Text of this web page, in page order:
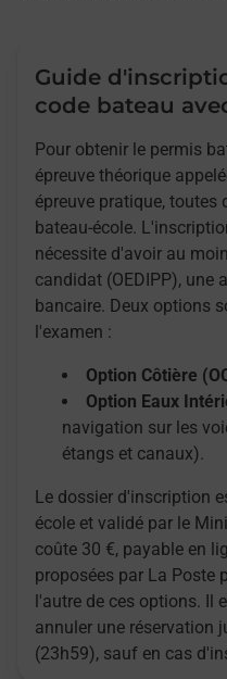
Guide
code bateau
Pour obtenir le permis
épreuve théorique
épreuve pratique, toutes
bateau-école.
nécessite d'avoir au
candidat (OEDIPP), une
bancaire. Deux options
l'examen :
Option Côtière
Option Eaux
navigation sur les
étangs et canaux).
Le dossier d'inscription
école et validé par le
coûte 30 €, payable en
proposées par La Poste
l'autre de ces options. Il
annuler une réservation
(23h59), sauf en cas